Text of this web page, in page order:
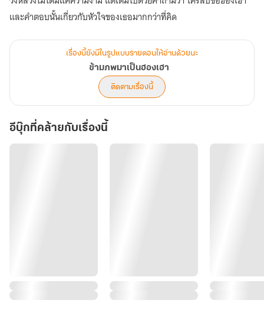
เรื่องนี้ยังมีในรูปแบบรายตอนให้อ่านด้วยนะ
ข้ามภพมาเป็นฮองเฮา
ติดตามเรื่องนี้
อีบุ๊กที่คล้ายกับเรื่องนี้